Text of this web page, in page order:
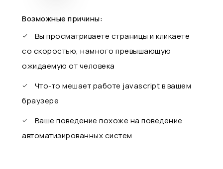
Возможные причины:
Вы просматриваете страницы и кликаете
со скоростью, намного превышающую
ожидаемую от человека
Что-то мешает работе javascript в вашем
браузере
Ваше поведение похоже на поведение
автоматизированных систем